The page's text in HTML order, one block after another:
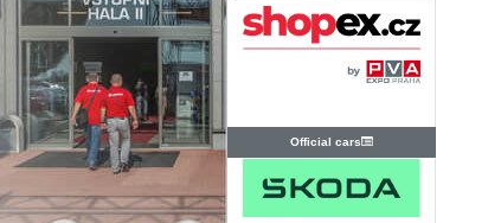
Official cars